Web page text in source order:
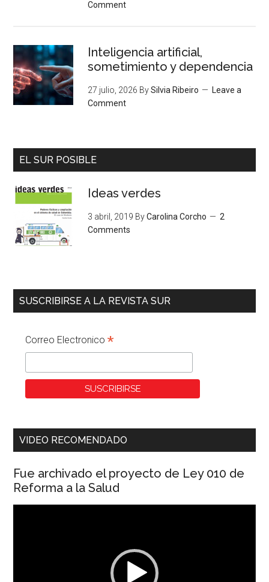
Comment
Inteligencia artificial,
sometimiento y dependencia
27 julio, 2026 BySilvia Ribeiro
Leave a
Comment
EL SUR POSIBLE
Ideas verdes
3 abril, 2019 ByCarolina Corcho
2
Comments
SUSCRIBIRSE A LA REVISTA SUR
Correo Electronico*
VIDEO RECOMENDADO
Fue archivado el proyecto de Ley 010 de
Reforma a la Salud